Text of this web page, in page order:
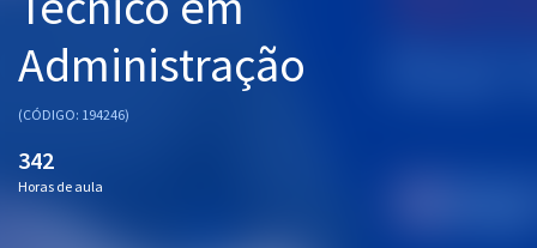
Aprovados
Administração
(CÓDIGO: 194246)
342
Horas de aula